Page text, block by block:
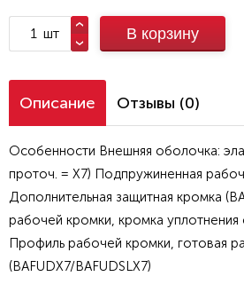
шт В корзину
Описание Отзывы (0)
Особенности Внешняя оболочка:
проточ. = X7) Подпружиненная
Дополнительная защитная кромка
рабочей кромки, кромка
Профиль рабочей кромки, готовая
(BAFUDX7/BAFUDSLX7)